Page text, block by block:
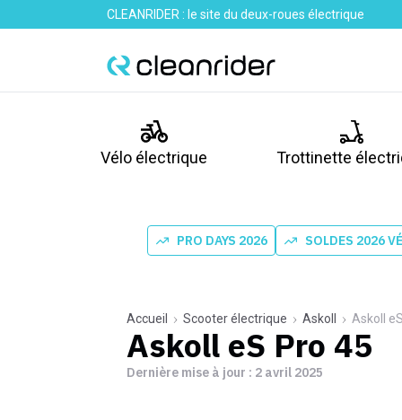
CLEANRIDER : le site du deux-roues électrique
Vélo électrique Trottinette
PRO DAYS 2026 SOLDES 2026
Accueil Scooter électrique Askoll Askoll
Askoll eS Pro 45
Dernière mise à jour : 2 avril 2025